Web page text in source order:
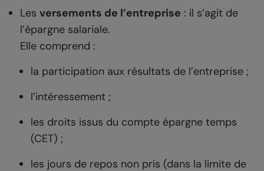
Les versements de l’entreprise : il s’agit de
l’épargne salariale.
Elle comprend :
la participation aux résultats de l’entreprise ;
l’intéressement ;
les droits issus du compte épargne temps
(CET) ;
les jours de repos non pris (dans la limite de